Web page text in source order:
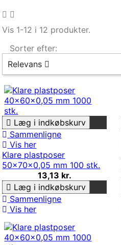
Vis 1-12 i 12 produkter.
Sorter efter:
Relevans
Læg i indkøbskurv
Sammenligne
Vis her
Klare plastposer
50x70x0,05 mm 100 stk.
13,13 kr.
Læg i indkøbskurv
Sammenligne
Vis her